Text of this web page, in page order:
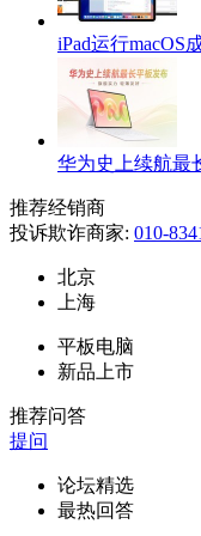
iPad运行macOS
华为史上续航最
推荐经销商
投诉欺诈商家: 010-
北京
上海
平板电脑
新品上市
推荐问答
提问
论坛精选
最热回答